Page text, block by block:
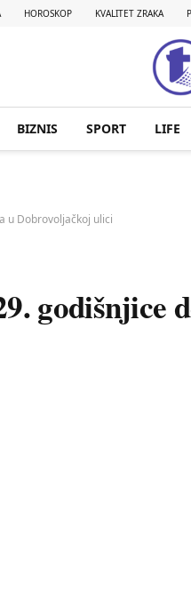
HOROSKOP KVALITET ZRAKA
BIZNIS SPORT LIFE
u Dobrovoljačkoj ulici
godišnjice